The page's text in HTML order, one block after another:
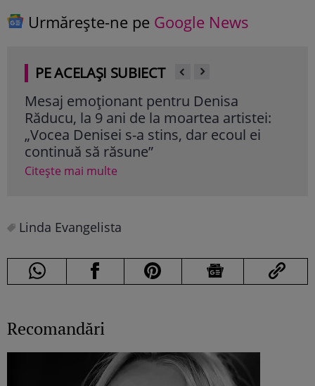
Urmărește-ne pe Google News
PE ACELAȘI SUBIECT
Mesaj emoționant pentru Denisa
Răducu, la 9 ani de la moartea artistei:
„Vocea Denisei s-a stins, dar ecoul ei
continuă să răsune”
Citește mai multe
Linda Evangelista
Recomandări